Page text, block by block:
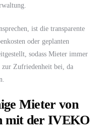
ist die transparente
oder geplanten
sodass Mieter immer
zur Zufriedenheit bei, da
Mieter von
mit der IVEKO